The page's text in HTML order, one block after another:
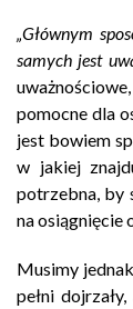
„Głównym
samych jest
pomocne dla
jest bowiem
w jakiej
potrzebna, by
na osiągnięcie
Musimy
pełni